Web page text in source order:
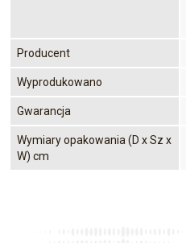
Producent
Wyprodukowano
Gwarancja
Wymiary opakowania (D x Sz x
W) cm